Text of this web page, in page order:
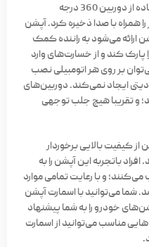
امکان تهیه تصاویر از هر زاویه‌ای با استفاده از دوربین 360 درجه
همراه با صدا ذخیره کرد. آپشن
آپشن ارائه می‌شود به راننده کمک
کند و از خسارت‌های وارد
بر روی هر اتومبیلی نصب
ایجاد نمی‌کند. دوربین‌های
و تقریبا هیچ جلب توجهی
از کیفیت بالایی برخوردار
باتجربه این آپشن را به
و با رعایت تمامی موارد
می‌توانید با اسمارت آپشن
خودرو را به شما پیشنهاد
مناسب می‌توانید از اسمارت